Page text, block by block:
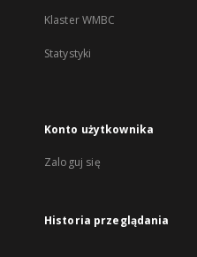
Klaster WMBC
Statystyki
Konto użytkownika
Zaloguj się
Historia przeglądania